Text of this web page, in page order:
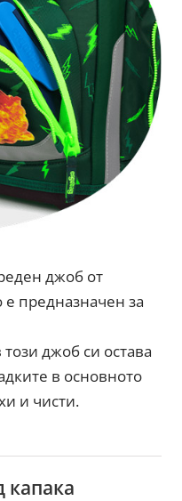
джоб от
предназначен за
джоб си остава
в основното
и чисти.
капака